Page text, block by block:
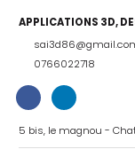
APPLICATIONS 3D,
0766022718
5 bis, le magnou -